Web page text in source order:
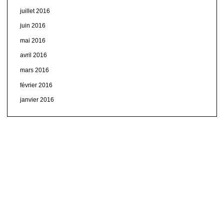
juillet 2016
juin 2016
mai 2016
avril 2016
mars 2016
février 2016
janvier 2016